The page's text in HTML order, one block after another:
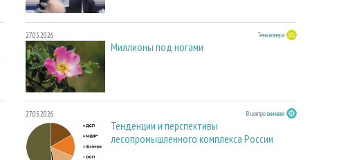
27.05.2026 Тема номера
Миллионы под ногами
27.05.2026 В центре внимания
Тенденции и перспективы
лесопромышленного комплекса России